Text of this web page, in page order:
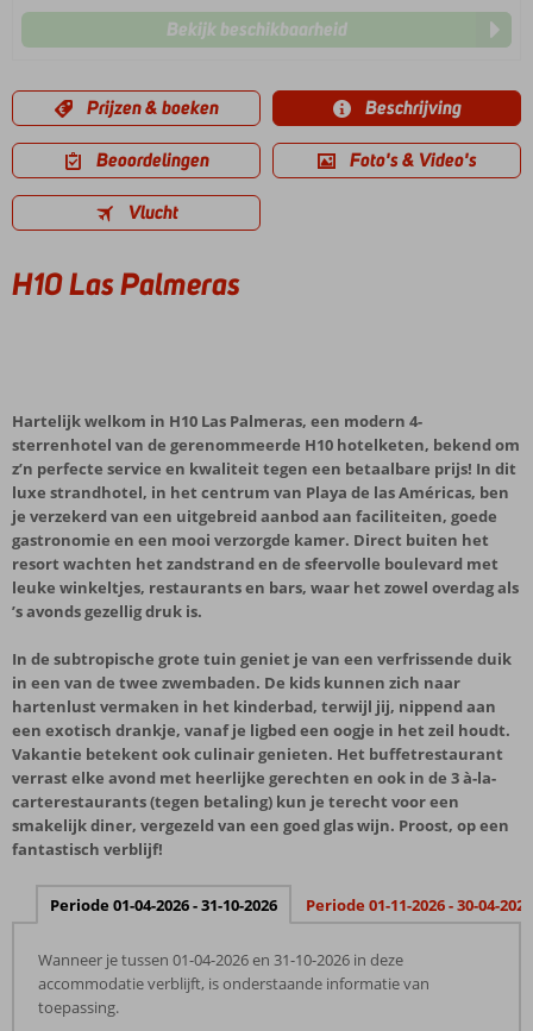
Bekijk beschikbaarheid
Prijzen & boeken Beschrijving
Beoordelingen Foto's & Video's
Vlucht
H10 Las Palmeras
Hartelijk welkom in H10 Las Palmeras, een modern 4-
sterrenhotel van de gerenommeerde H10 hotelketen, bekend om
z’n perfecte service en kwaliteit tegen een betaalbare prijs! In dit
luxe strandhotel, in het centrum van Playa de las Américas, ben
je verzekerd van een uitgebreid aanbod aan faciliteiten, goede
gastronomie en een mooi verzorgde kamer. Direct buiten het
resort wachten het zandstrand en de sfeervolle boulevard met
leuke winkeltjes, restaurants en bars, waar het zowel overdag als
’s avonds gezellig druk is.
In de subtropische grote tuin geniet je van een verfrissende duik
in een van de twee zwembaden. De kids kunnen zich naar
hartenlust vermaken in het kinderbad, terwijl jij, nippend aan
een exotisch drankje, vanaf je ligbed een oogje in het zeil houdt.
Vakantie betekent ook culinair genieten. Het buffetrestaurant
verrast elke avond met heerlijke gerechten en ook in de 3 à-la-
carterestaurants (tegen betaling) kun je terecht voor een
smakelijk diner, vergezeld van een goed glas wijn. Proost, op een
fantastisch verblijf!
Periode 01-04-2026 - 31-10-2026 Periode 01-11-2026 - 30-04-2027
Wanneer je tussen 01-04-2026 en 31-10-2026 in deze
accommodatie verblijft, is onderstaande informatie van
toepassing.